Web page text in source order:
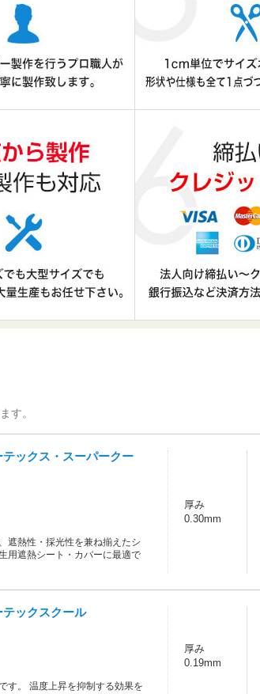
す。
ックス・スーパークー
遮熱性・採光性を兼ね揃えたシ
用遮熱シート・カバーに最適で
厚み
0.30mm
ックスクール
す。 温度上昇を抑制する効果を
厚み
0.19mm